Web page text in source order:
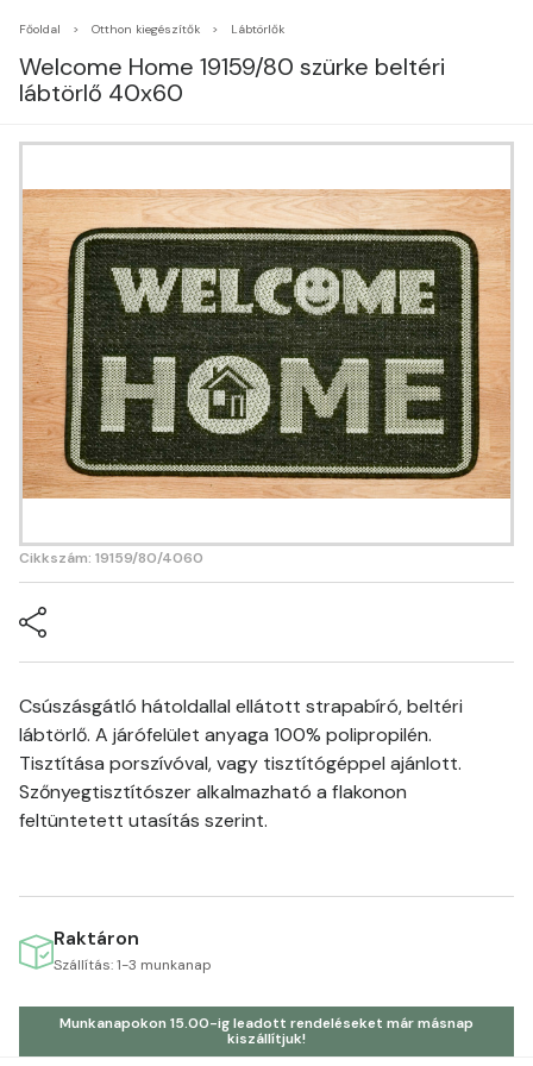
Főoldal Otthon kiegészítők Lábtörlők
Welcome Home 19159/80 szürke beltéri
lábtörlő 40x60
Cikkszám: 19159/80/4060
Csúszásgátló hátoldallal ellátott strapabíró, beltéri
lábtörlő. A járófelület anyaga 100% polipropilén.
Tisztítása porszívóval, vagy tisztítógéppel ajánlott.
Szőnyegtisztítószer alkalmazható a flakonon
feltüntetett utasítás szerint.
Raktáron
Szállítás: 1-3 munkanap
Munkanapokon 15.00-ig leadott rendeléseket már másnap
kiszállítjuk!